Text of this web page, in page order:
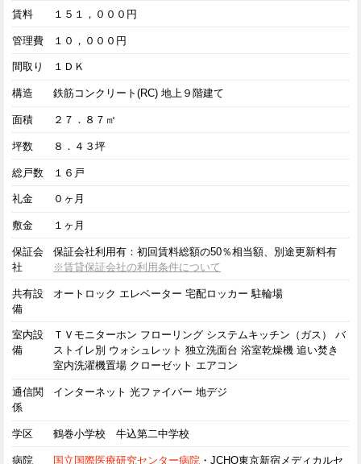
賃料 １５１，０００円
管理費 １０，０００円
間取り １ＤＫ
構造 鉄筋コンクリート(RC) 地上９階建て
面積 ２７．８７㎡
坪数 ８．４３坪
総戸数 １６戸
礼金 ０ヶ月
敷金 １ヶ月
保証会
社
保証会社利用有：初回賃料総額の50％相当額、別途更新料有
※賃貸保証会社の利用条件について
共有設
備
オートロック エレベーター 宅配ロッカー 駐輪場
室内設
備
ＴＶモニターホン フローリング システムキッチン（ガス） バ
ストイレ別 ウォシュレット 独立洗面台 浴室乾燥機 追い焚き
室内洗濯機置場 クローゼット エアコン
通信関
係
インターネット 光ファイバー 地デジ
学区 鶴巻小学校 牛込第二中学校
病院 国立国際医療研究センター病院 ・JCHO東京新宿メディカルセ